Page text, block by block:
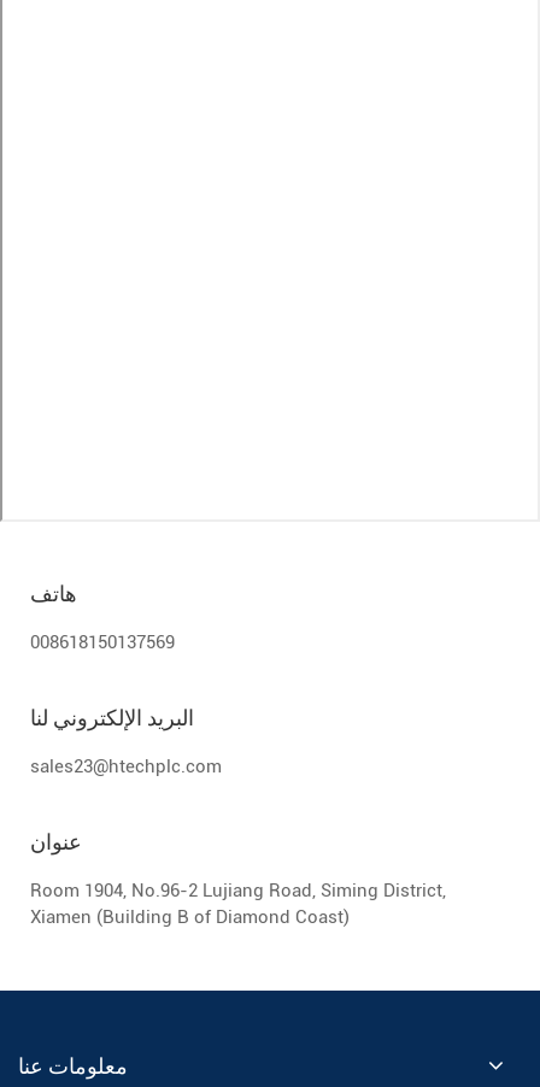
هاتف
008618150137569
البريد الإلكتروني لنا
sales23@htechplc.com
عنوان
Room 1904, No.96-2 Lujiang Road, Siming District,
Xiamen (Building B of Diamond Coast)
معلومات عنا